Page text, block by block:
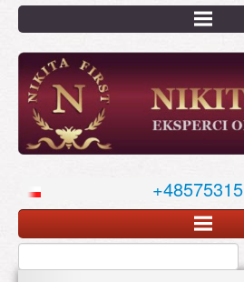
Перейти
основному
содержанию